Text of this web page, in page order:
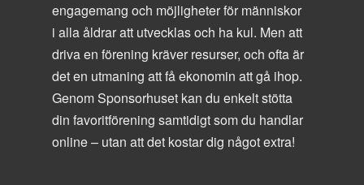
engagemang och möjligheter för människor
i alla åldrar att utvecklas och ha kul. Men att
driva en förening kräver resurser, och ofta är
det en utmaning att få ekonomin att gå ihop.
Genom Sponsorhuset kan du enkelt stötta
din favoritförening samtidigt som du handlar
online – utan att det kostar dig något extra!